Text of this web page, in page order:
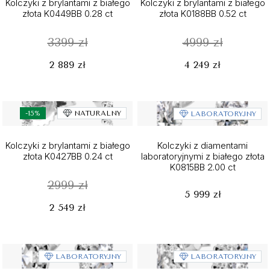
Kolczyki z brylantami z białego
złota K0449BB 0.28 ct
3399 zł
2 889 zł
Kolczyki z brylantami z białego
złota K0188BB 0.52 ct
4999 zł
4 249 zł
-15% NATURALNY
Kolczyki z brylantami z białego
złota K0427BB 0.24 ct
2999 zł
2 549 zł
LABORATORYJNY
Kolczyki z diamentami
laboratoryjnymi z białego złota
K0815BB 2.00 ct
5 999 zł
LABORATORYJNY LABORATORYJNY